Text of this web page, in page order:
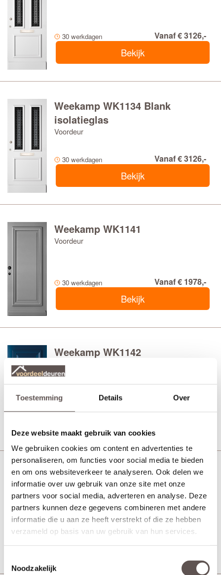
Toestemming Details Over
Deze website maakt gebruik van cookies
We gebruiken cookies om content en advertenties te
personaliseren, om functies voor social media te bieden
en om ons websiteverkeer te analyseren. Ook delen we
informatie over uw gebruik van onze site met onze
partners voor social media, adverteren en analyse. Deze
partners kunnen deze gegevens combineren met andere
informatie die u aan ze heeft verstrekt of die ze hebben
verzameld op basis van uw gebruik van hun services.
Noodzakelijk
30 werkdagen Vanaf € 3126,-
Bekijk
Weekamp WK1134 Blank
isolatieglas
Voordeur
30 werkdagen Vanaf € 3126,-
Bekijk
Weekamp WK1141
Voordeur
30 werkdagen Vanaf € 1978,-
Bekijk
Weekamp WK1142
Voordeur
Weekamp WK1143 Klassiek glas
in lood
Voordeur
30 werkdagen Vanaf € 1978,-
Bekijk